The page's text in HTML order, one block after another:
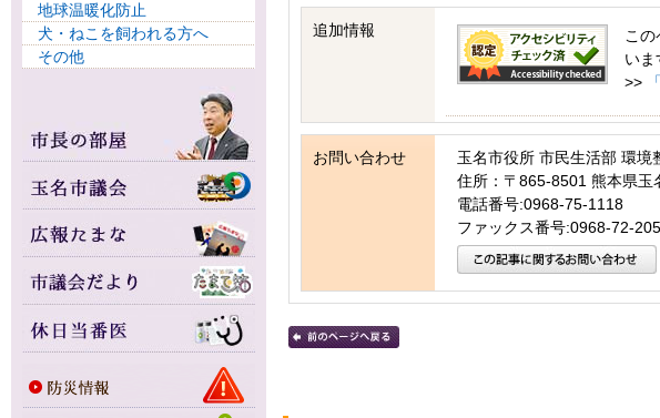
地球温暖化防止
犬・ねこを飼われる方へ
その他
追加情報
こ
いま
>>
お問い合わせ
玉名市役所 市民生活部 環境
住所：〒865-8501 熊本県玉
電話番号:0968-75-1118
ファックス番号:0968-72-